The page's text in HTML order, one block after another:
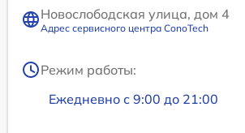
Новослободская улица, дом 4
Адрес сервисного центра ConoTech
Режим работы:
Ежедневно с 9:00 до 21:00